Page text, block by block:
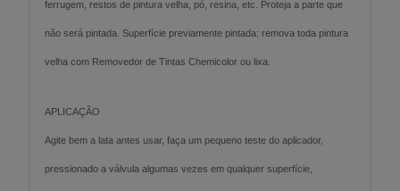
ferrugem, restos de pintura velha, pó, resina, etc. Proteja a parte que
não será pintada. Superfície previamente pintada: remova toda pintura
velha com Removedor de Tintas Chemicolor ou lixa.
APLICAÇÃO
Agite bem a lata antes usar, faça um pequeno teste do aplicador,
pressionado a válvula algumas vezes em qualquer superfície,